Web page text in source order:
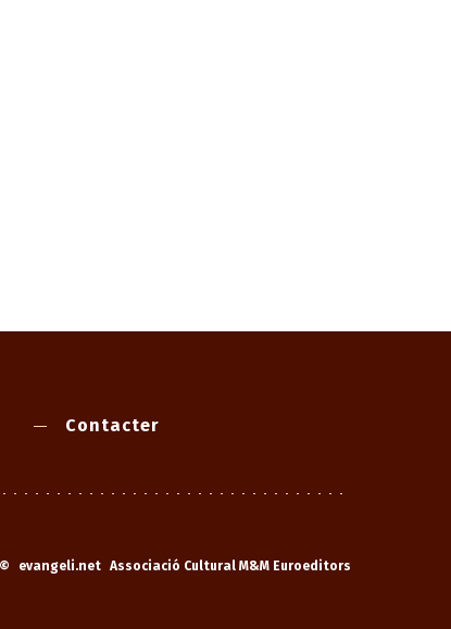
Contacter
© evangeli.net Associació Cultural M&M Euroeditors